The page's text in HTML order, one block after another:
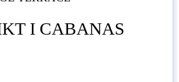
I CABANAS